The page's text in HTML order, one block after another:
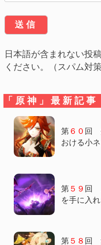
日本語が含まれない投
ください。（スパム対策
「原神」最新記事
第６０ 回
おける小
第５９ 回
を手に入
第５８ 回